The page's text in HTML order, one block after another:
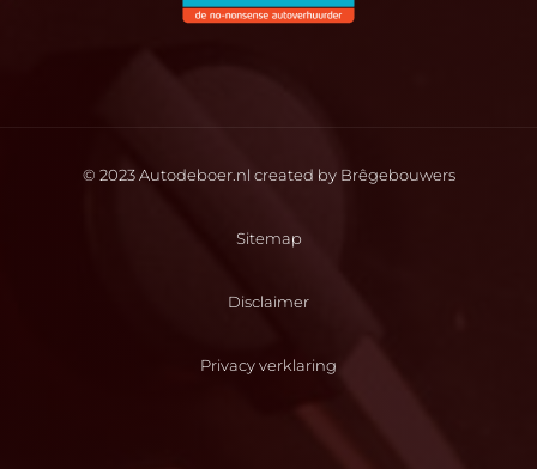
© 2023 Autodeboer.nl created by Brêgebouwers
Sitemap
Disclaimer
Privacy verklaring